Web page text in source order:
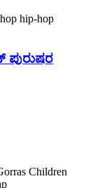
ಪುರುಷರ